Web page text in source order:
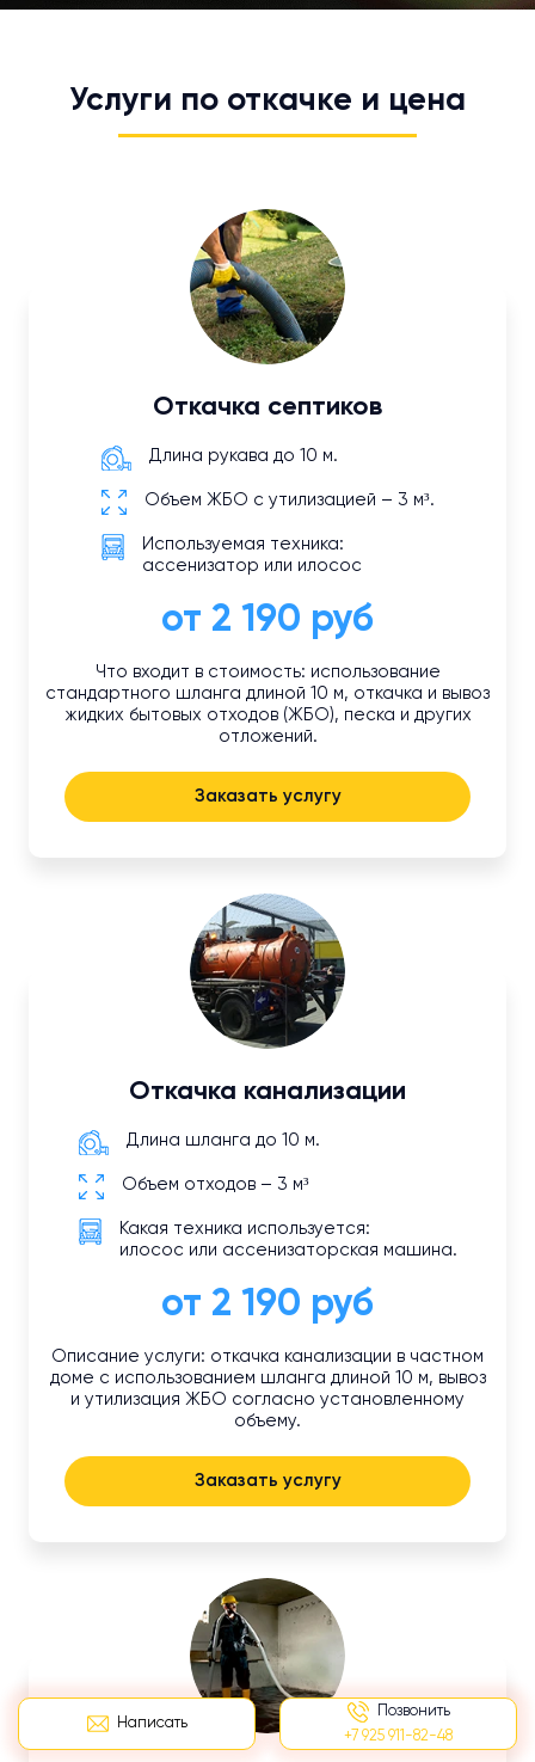
Написать
Позвонить
+7 925 911-82-48
Услуги по откачке и цена
Откачка септиков
Длина рукава до 10 м.
Объем ЖБО с утилизацией – 3 м³.
Используемая техника:
ассенизатор или илосос
от 2 190 руб
Что входит в стоимость: использование
стандартного шланга длиной 10 м, откачка и вывоз
жидких бытовых отходов (ЖБО), песка и других
отложений.
Заказать услугу
Откачка канализации
Длина шланга до 10 м.
Объем отходов – 3 м³
Какая техника используется:
илосос или ассенизаторская машина.
от 2 190 руб
Описание услуги: откачка канализации в частном
доме с использованием шланга длиной 10 м, вывоз
и утилизация ЖБО согласно установленному
объему.
Заказать услугу